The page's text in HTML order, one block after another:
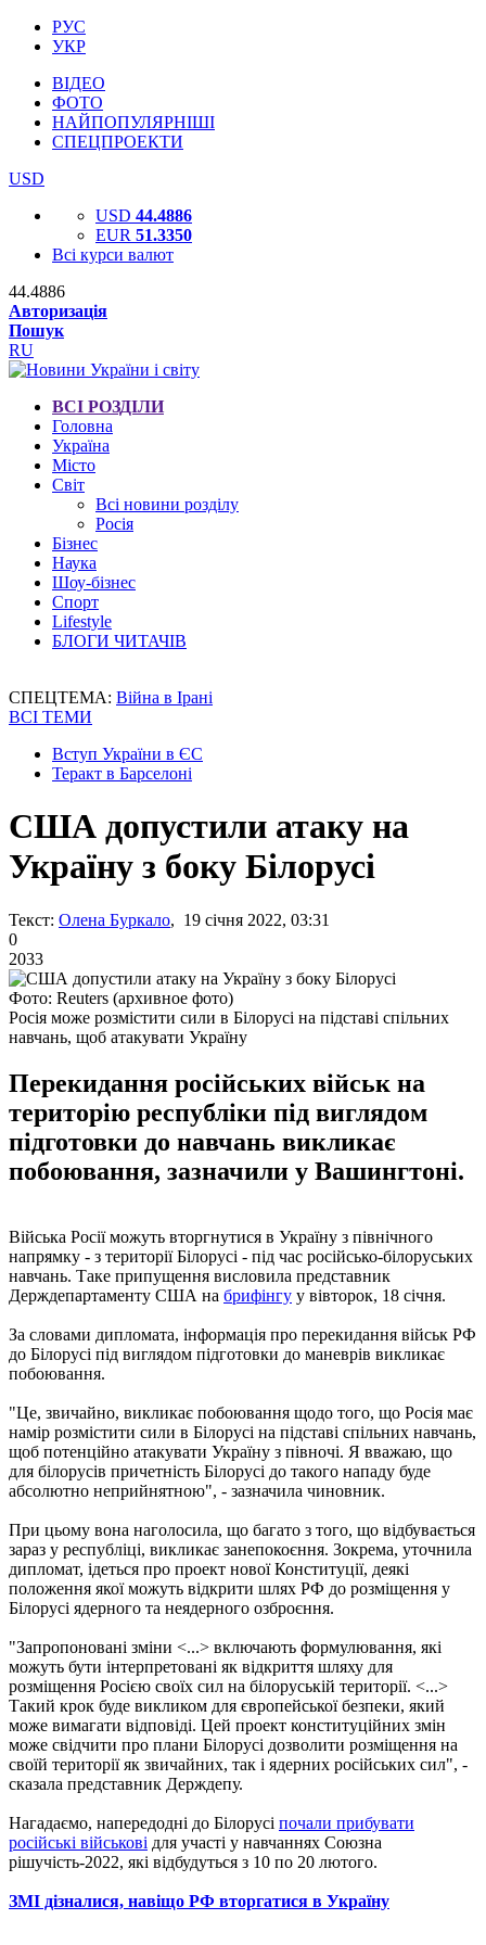
РУС
УКР
ВІДЕО
ФОТО
НАЙПОПУЛЯРНІШІ
СПЕЦПРОЕКТИ
USD
USD 44.4886
EUR 51.3350
Всі курси валют
44.4886
Авторизація
Пошук
RU
ВСІ РОЗДІЛИ
Головна
Україна
Місто
Світ
Всі новини розділу
Росія
Бізнес
Наука
Шоу-бізнес
Спорт
Lifestyle
БЛОГИ ЧИТАЧІВ
СПЕЦТЕМА: Війна в Ірані
ВСІ ТЕМИ
Вступ України в ЄС
Теракт в Барселоні
США допустили атаку на
Україну з боку Білорусі
Текст: Олена Буркало, 19 січня 2022, 03:31
0
2033
Фото: Reuters (архивное фото)
Росія може розмістити сили в Білорусі на підставі спільних
навчань, щоб атакувати Україну
Перекидання російських військ на
територію республіки під виглядом
підготовки до навчань викликає
побоювання, зазначили у Вашингтоні.
Війська Росії можуть вторгнутися в Україну з північного
напрямку - з території Білорусі - під час російсько-білоруських
навчань. Таке припущення висловила представник
Держдепартаменту США на брифінгу у вівторок, 18 січня.
За словами дипломата, інформація про перекидання військ РФ
до Білорусі під виглядом підготовки до маневрів викликає
побоювання.
"Це, звичайно, викликає побоювання щодо того, що Росія має
намір розмістити сили в Білорусі на підставі спільних навчань,
щоб потенційно атакувати Україну з півночі. Я вважаю, що
для білорусів причетність Білорусі до такого нападу буде
абсолютно неприйнятною", - зазначила чиновник.
При цьому вона наголосила, що багато з того, що відбувається
зараз у республіці, викликає занепокоєння. Зокрема, уточнила
дипломат, ідеться про проект нової Конституції, деякі
положення якої можуть відкрити шлях РФ до розміщення у
Білорусі ядерного та неядерного озброєння.
"Запропоновані зміни <...> включають формулювання, які
можуть бути інтерпретовані як відкриття шляху для
розміщення Росією своїх сил на білоруській території. <...>
Такий крок буде викликом для європейської безпеки, який
може вимагати відповіді. Цей проект конституційних змін
може свідчити про плани Білорусі дозволити розміщення на
своїй території як звичайних, так і ядерних російських сил", -
сказала представник Держдепу.
Нагадаємо, напередодні до Білорусі почали прибувати
російські військові для участі у навчаннях Союзна
рішучість-2022, які відбудуться з 10 по 20 лютого.
ЗМІ дізналися, навіщо РФ вторгатися в Україну